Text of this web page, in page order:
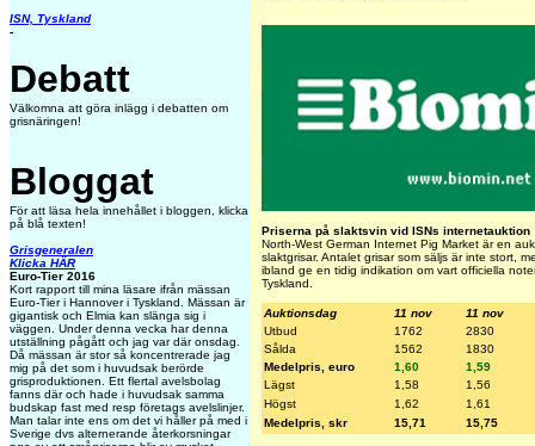
ISN, Tyskland
-
Debatt
Välkomna att göra inlägg i debatten om
grisnäringen!
Bloggat
För att läsa hela innehållet i bloggen, klicka
på blå texten!
Grisgeneralen
Klicka HÄR
Euro-Tier 2016
Kort rapport till mina läsare ifrån mässan
Euro-Tier i Hannover i Tyskland. Mässan är
gigantisk och Elmia kan slänga sig i
väggen. Under denna vecka har denna
utställning pågått och jag var där onsdag.
Då mässan är stor så koncentrerade jag
mig på det som i huvudsak berörde
grisproduktionen. Ett flertal avelsbolag
fanns där och hade i huvudsak samma
budskap fast med resp företags avelslinjer.
Man talar inte ens om det vi håller på med i
Sverige dvs alternerande återkorsningar
Priserna på slaktsvin vid ISNs internetauktion
North-West German Internet Pig Market är en
slaktgrisar. Antalet grisar som säljs är inte stort,
ibland ge en tidig indikation om vart officiella
Tyskland.
Auktionsdag 11 nov
11 nov
Utbud
1762
2830
Sålda
1562
1830
Medelpris, euro
1,60
1,59
Lägst
1,58
1,56
Högst
1,62
1,61
Medelpris, skr
15,71 15,75